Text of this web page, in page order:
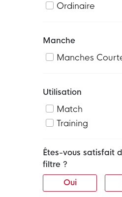
Ordinaire
Manche
Manches
Utilisation
Match
Training
Êtes-vous satisfait
filtre ?
Oui